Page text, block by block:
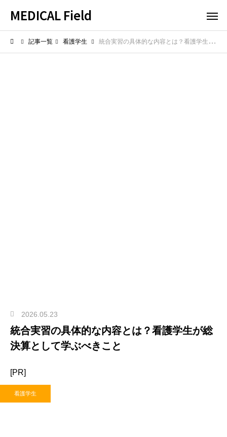
MEDICAL Field
記事一覧 看護学生 統合実習の具体的な内容とは？看護学生が総決算として学ぶべきこと
2026.05.23
統合実習の具体的な内容とは？看護学生が総
決算として学ぶべきこと
[PR]
看護学生